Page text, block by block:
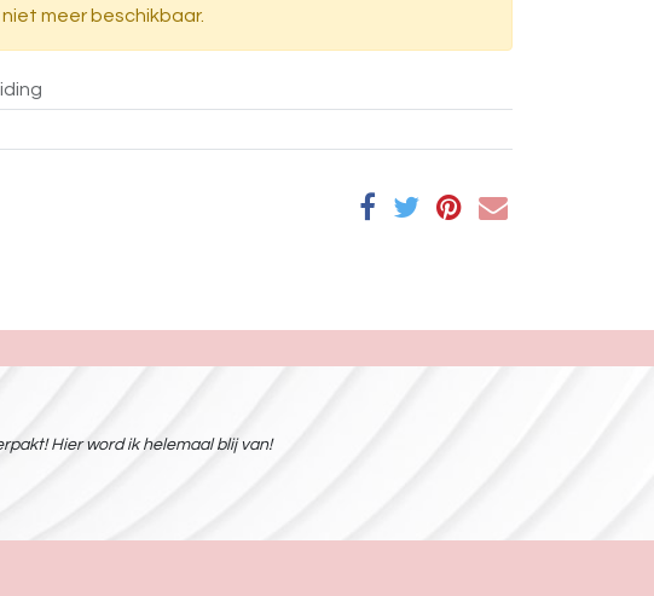
meer beschikbaar.
Hier word ik helemaal blij van!